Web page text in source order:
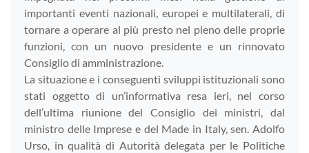
importanti eventi nazionali, europei e multilaterali, di
tornare a operare al più presto nel pieno delle proprie
funzioni, con un nuovo presidente e un rinnovato
Consiglio di amministrazione.
La situazione e i conseguenti sviluppi istituzionali sono
stati oggetto di un’informativa resa ieri, nel corso
dell’ultima riunione del Consiglio dei ministri, dal
ministro delle Imprese e del Made in Italy, sen. Adolfo
Urso, in qualità di Autorità delegata per le Politiche